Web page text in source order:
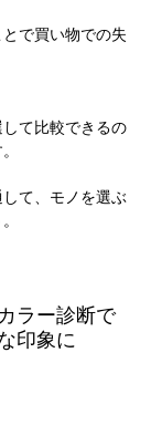
で買い物での失
て比較できるの
て、モノを選ぶ
ラー診断で
印象に